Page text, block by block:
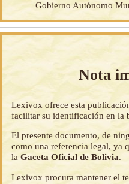
Gobierno Autónomo
Nota
Lexivox ofrece esta
facilitar su identificación en la
El presente documento, de
como una referencia legal, ya
laGaceta Oficial de Bolivia.
Lexivox procura mantener el